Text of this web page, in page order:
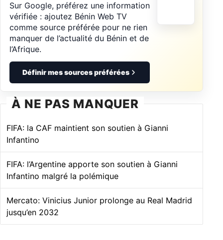
Sur Google, préférez une information
vérifiée : ajoutez Bénin Web TV
comme source préférée pour ne rien
manquer de l’actualité du Bénin et de
l’Afrique.
Définir mes sources préférées
À NE PAS MANQUER
FIFA: la CAF maintient son soutien à Gianni
Infantino
FIFA: l’Argentine apporte son soutien à Gianni
Infantino malgré la polémique
Mercato: Vinicius Junior prolonge au Real Madrid
jusqu’en 2032